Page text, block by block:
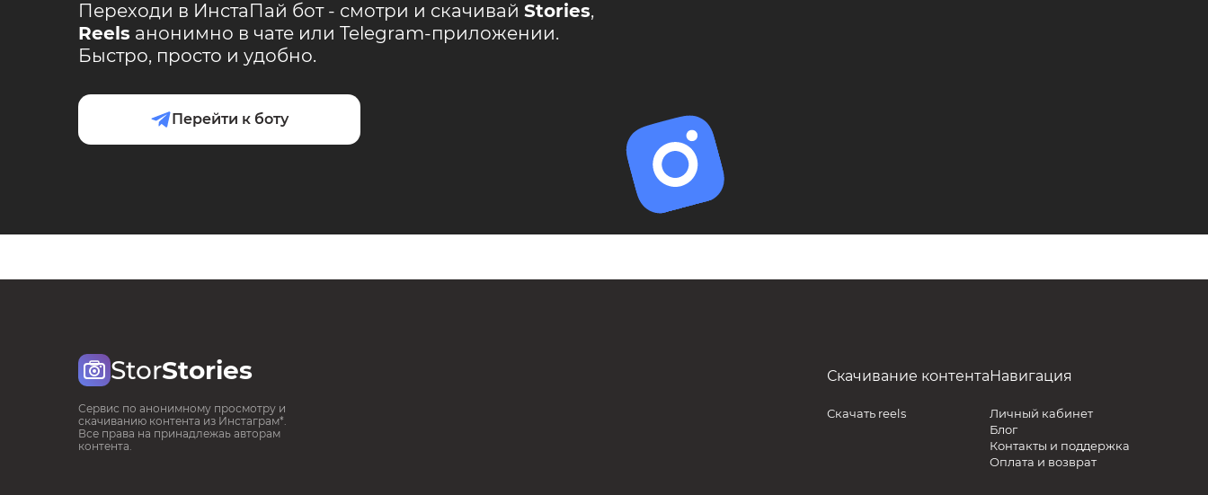
Переходи в ИнстаПай бот - смотри и скачивай Stories,
Reels анонимно в чате или Telegram-приложении.
Быстро, просто и удобно.
Перейти к боту
StorStories
Сервис по анонимному просмотру и
скачиванию контента из Инстаграм*.
Все права на принадлежаь авторам
контента.
Скачивание контента
Скачать reels
Навигация
Личный кабинет
Блог
Контакты и поддержка
Оплата и возврат